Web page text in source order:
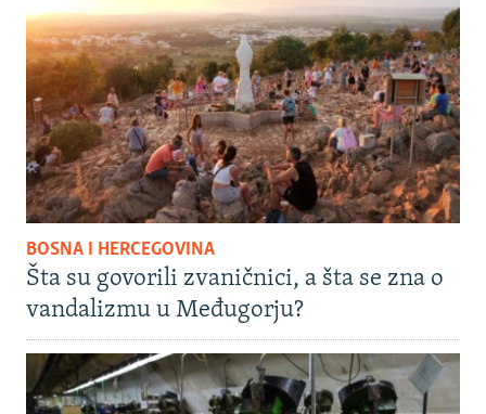
BOSNA I HERCEGOVINA
Šta su govorili zvaničnici, a šta se zna o
vandalizmu u Međugorju?